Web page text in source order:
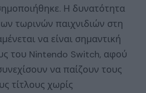
Η δυνατότητα
τωρινών παιχνιδιών στη
να είναι σημαντική
του Nintendo Switch, αφού
να παίζουν τους
τίτλους χωρίς